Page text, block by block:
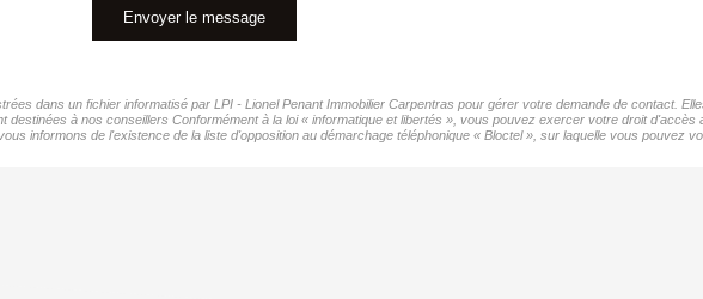
Envoyer le message
dans un fichier informatisé par LPI - Lionel Penant Immobilier Carpentras pour gérer votre demande de contact.
destinées à nos conseillers Conformément à la loi « informatique et libertés », vous pouvez exercer votre droit
informons de l'existence de la liste d'opposition au démarchage téléphonique « Bloctel », sur laquelle vous pouvez